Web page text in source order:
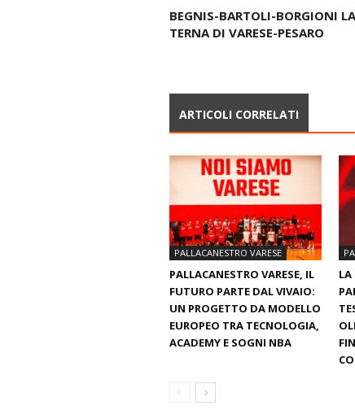
BEGNIS-BARTOLI-BORGIONI LA
TERNA DI VARESE-PESARO
ARTICOLI CORRELATI
PALLACANESTRO VARESE
PALLACANESTRO VARESE, IL
FUTURO PARTE DAL VIVAIO:
UN PROGETTO DA MODELLO
EUROPEO TRA TECNOLOGIA,
ACADEMY E SOGNI NBA
LA